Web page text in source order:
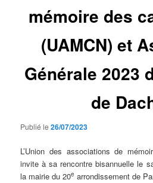
mémoire des
(UAMCN) et
Générale 2023
de
Publié le26/07/2023
L’Union des associations de
invite à sa rencontre bisannuelle le
la mairie du 20e arrondissement de